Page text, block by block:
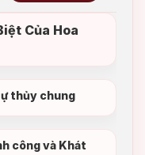
Của Hoa
thủy chung
công và Khát